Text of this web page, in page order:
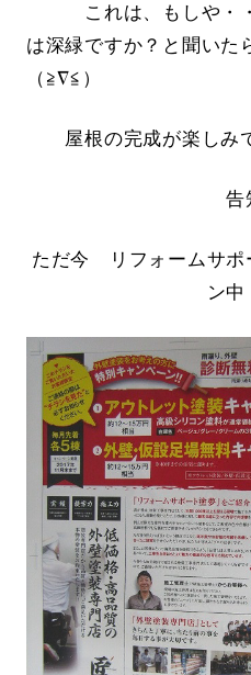
これは、もしや・・
は深緑ですか？と聞いた
（≧∇≦）
屋根の完成が楽しみ
告
ただ今 リフォームサポ
ン中